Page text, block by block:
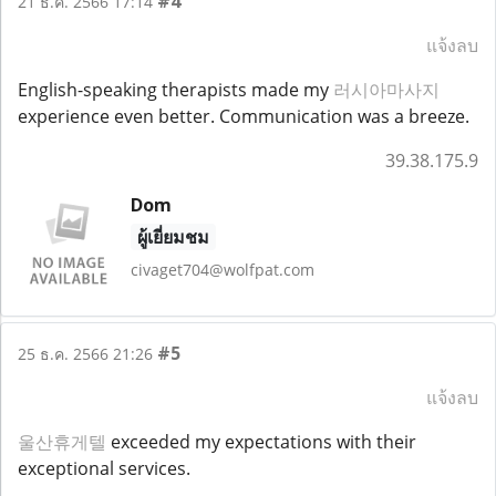
แจ้งลบ
English-speaking therapists made my 러시아마사지
experience even better. Communication was a breeze.
39.38.175.9
Dom
ผู้เยี่ยมชม
civaget704@wolfpat.com
25 ธ.ค. 2566 21:26 #5
แจ้งลบ
울산휴게텔 exceeded my expectations with their
exceptional services.